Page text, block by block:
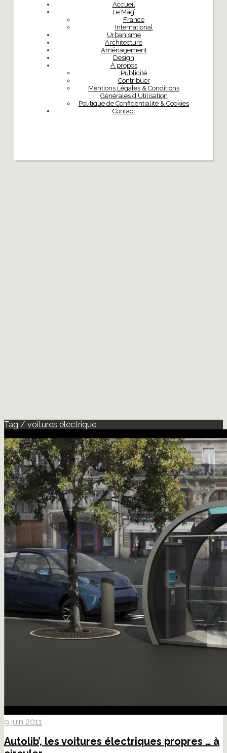
Accueil
Le Mag’
France
International
Urbanisme
Architecture
Aménagement
Design
À propos
Publicité
Contribuer
Mentions Légales & Conditions
Générales d’Utilisation
Politique de Confidentialité & Cookies
Contact
Tag / voitures électrique
9 juin 2011
Autolib’, les voitures électriques propres … à